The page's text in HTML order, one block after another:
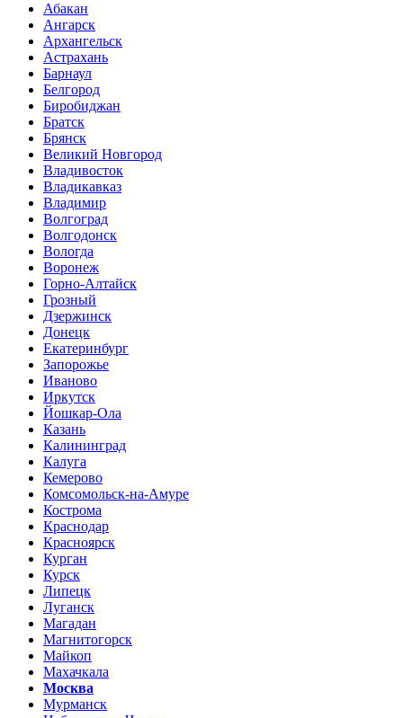
Абакан
Ангарск
Архангельск
Астрахань
Барнаул
Белгород
Биробиджан
Братск
Брянск
Великий Новгород
Владивосток
Владикавказ
Владимир
Волгоград
Волгодонск
Вологда
Воронеж
Горно-Алтайск
Грозный
Дзержинск
Донецк
Екатеринбург
Запорожье
Иваново
Иркутск
Йошкар-Ола
Казань
Калининград
Калуга
Кемерово
Комсомольск-на-Амуре
Кострома
Краснодар
Красноярск
Курган
Курск
Липецк
Луганск
Магадан
Магнитогорск
Майкоп
Махачкала
Москва
Мурманск